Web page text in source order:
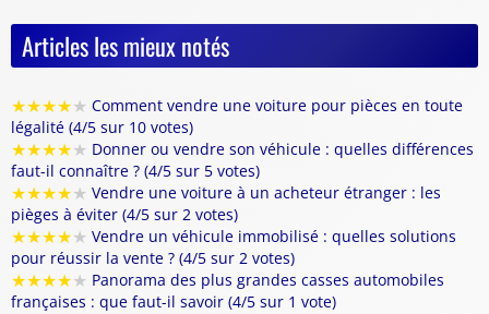
Articles les mieux notés
★★★★★ Comment vendre une voiture pour pièces en toute
légalité (4/5 sur 10 votes)
★★★★★ Donner ou vendre son véhicule : quelles différences
faut-il connaître ? (4/5 sur 5 votes)
★★★★★ Vendre une voiture à un acheteur étranger : les
pièges à éviter (4/5 sur 2 votes)
★★★★★ Vendre un véhicule immobilisé : quelles solutions
pour réussir la vente ? (4/5 sur 2 votes)
★★★★★ Panorama des plus grandes casses automobiles
françaises : que faut-il savoir (4/5 sur 1 vote)